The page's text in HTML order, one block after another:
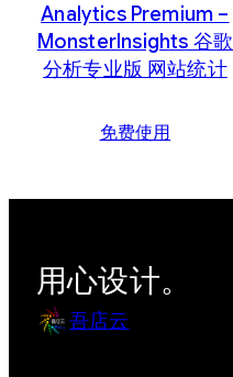
Analytics Premium –
MonsterInsights 谷歌
分析专业版 网站统计
免费使用
用心设计。
吾店云